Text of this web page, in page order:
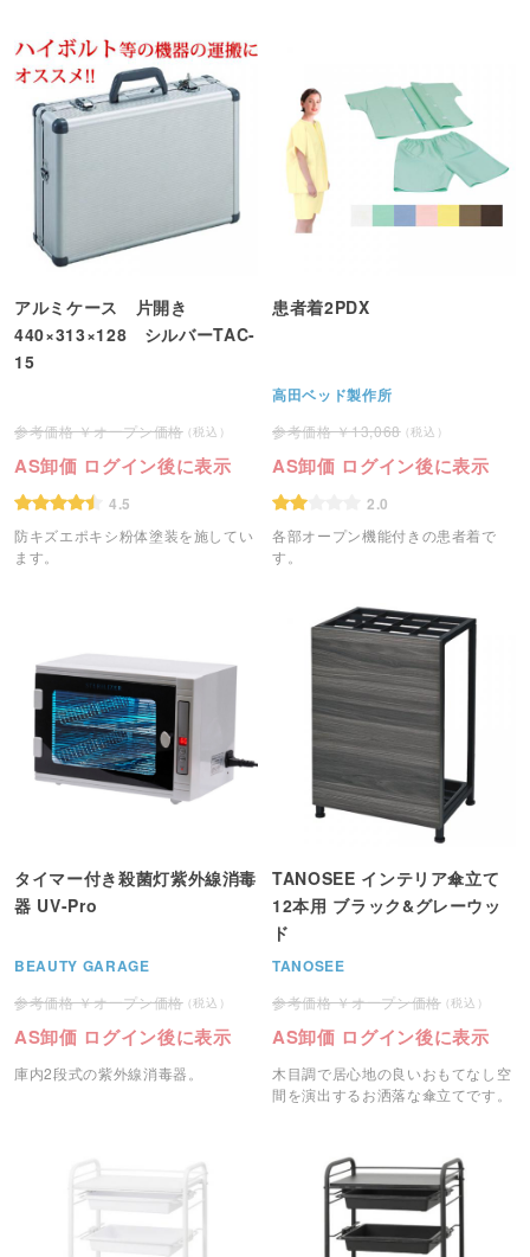
アルミケース 片開き
440×313×128 シルバーTAC-
15
オープン価格
AS卸価 ログイン後に表示
4.5
防キズエポキシ粉体塗装を施してい
ます。
患者着2PDX
高田ベッド製作所
13,068
AS卸価 ログイン後に表示
2.0
各部オープン機能付きの患者着で
す。
タイマー付き殺菌灯紫外線消毒
器 UV-Pro
BEAUTY GARAGE
オープン価格
AS卸価 ログイン後に表示
庫内2段式の紫外線消毒器。
TANOSEE インテリア傘立て
12本用 ブラック&グレーウッ
ド
TANOSEE
オープン価格
AS卸価 ログイン後に表示
木目調で居心地の良いおもてなし空
間を演出するお洒落な傘立てです。